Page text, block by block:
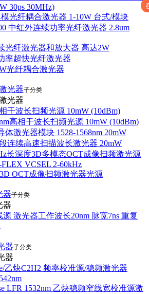
30ps 30MHz)
模光纤耦合激光器 1-10W 台式/模块
中红外连续功率光纤激光器 2.8um
光纤激光器和放大器 高达2W
率超快光纤激光器
光纤耦合激光器
光器子分类
光器
干波长扫频光源 10mW (10dBm)
高相干波长扫频光源 10mW (10dBm)
体激光器模块 1528-1568nm 20mW
连续高速扫描波长激光器 20mW
长深度3D多模态OCT成像扫频激光源
VCSEL 2-60kHz
OCT成像扫频激光器光源
器子分类
器
激光器工作波长20nm 脉宽7ns 重复
器子分类
器
乙炔C2H2 频率校准源/稳频激光器
LFR 1532nm 乙炔稳频窄线宽校准源激